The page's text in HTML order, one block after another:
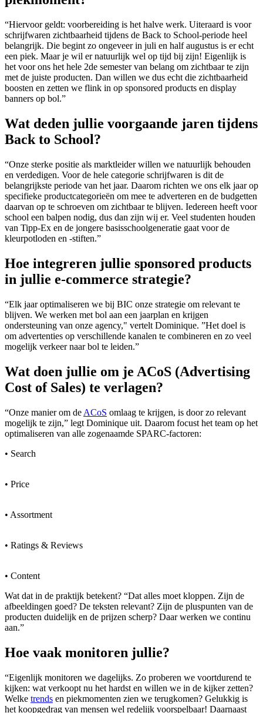
“Hiervoor geldt: voorbereiding is het halve werk. Uiteraard is voor
schrijfwaren zichtbaarheid tijdens de Back to School-periode heel
belangrijk. Die begint zo ongeveer in juli en half augustus is er echt
een piek. Maar je wil er natuurlijk wel op tijd bij zijn! Eigenlijk is
het voor ons het hele 2de semester van belang om zichtbaar te zijn
met de juiste producten. Dan willen we dus echt die zichtbaarheid
boosten en zetten we flink in op sponsored products en display
banners op bol.”
Wat deden jullie voorgaande jaren tijdens
Back to School?
“Onze sterke positie als marktleider willen we natuurlijk behouden
en verdedigen. Voor de hele categorie schrijfwaren is dit de
belangrijkste periode van het jaar. Daarom richten we ons elk jaar op
specifieke productcategorieën om mee te adverteren en de budgetten
daarvan op te schroeven om zichtbaar te blijven. Iedereen heeft voor
school een balpen nodig, dus dan zijn wij er. Veel studenten houden
van Tipp-Ex en de jongere basisschoolgeneratie gaat voor de
kleurpotloden en -stiften.”
Hoe integreren jullie sponsored products
in jullie e-commerce strategie?
“Elk jaar optimaliseren we bij BIC onze strategie om relevant te
blijven. We werken met bol aan een jaarplan en krijgen
ondersteuning van onze agency," vertelt Dominique. ”Het doel is
om advertenties op verschillende kanalen te combineren en zo veel
mogelijk verkeer naar bol te leiden.”
Wat doen jullie om je ACoS (Advertising
Cost of Sales) te verlagen?
“Onze manier om de ACoS omlaag te krijgen, is door zo relevant
mogelijk te zijn,” legt Dominique uit. Daarom focust het team op het
optimaliseren van alle zogenaamde SPARC-factoren:
• Search
• Price
• Assortment
• Ratings & Reviews
• Content
Wat dat in de praktijk betekent? “Dat alles moet kloppen. Zijn de
afbeeldingen goed? De teksten relevant? Zijn de pluspunten van de
producten duidelijk en de prijzen scherp? Daar werken we continu
aan.”
Hoe vaak monitoren jullie?
“Eigenlijk monitoren we dagelijks. Zo proberen we voortdurend te
kijken: wat verkoopt nu het hardst en willen we in de kijker zetten?
Welke trends en piekmomenten zien we terugkomen? Gelukkig is
het koopgedrag van mensen wel redelijk voorspelbaar! Daarnaast